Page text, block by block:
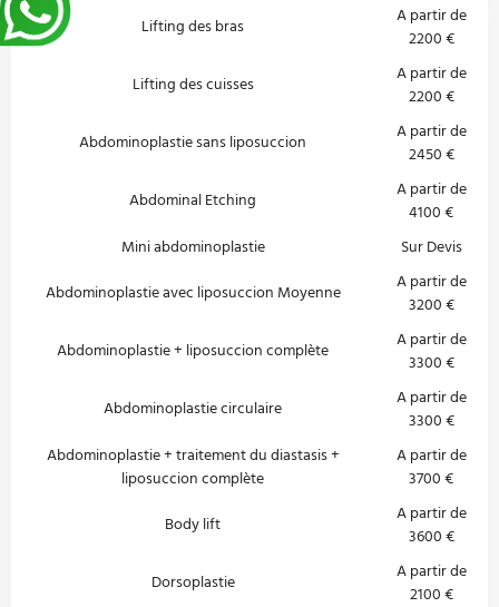
Lifting des bras
A partir de
2200 €
Lifting des cuisses
A partir de
2200 €
Abdominoplastie sans liposuccion
A partir de
2450 €
Abdominal Etching
A partir de
4100 €
Mini abdominoplastie
Sur Devis
Abdominoplastie avec liposuccion Moyenne
A partir de
3200 €
Abdominoplastie + liposuccion complète
A partir de
3300 €
Abdominoplastie circulaire
A partir de
3300 €
Abdominoplastie + traitement du diastasis +
liposuccion complète
A partir de
3700 €
Body lift
A partir de
3600 €
Dorsoplastie
A partir de
2100 €